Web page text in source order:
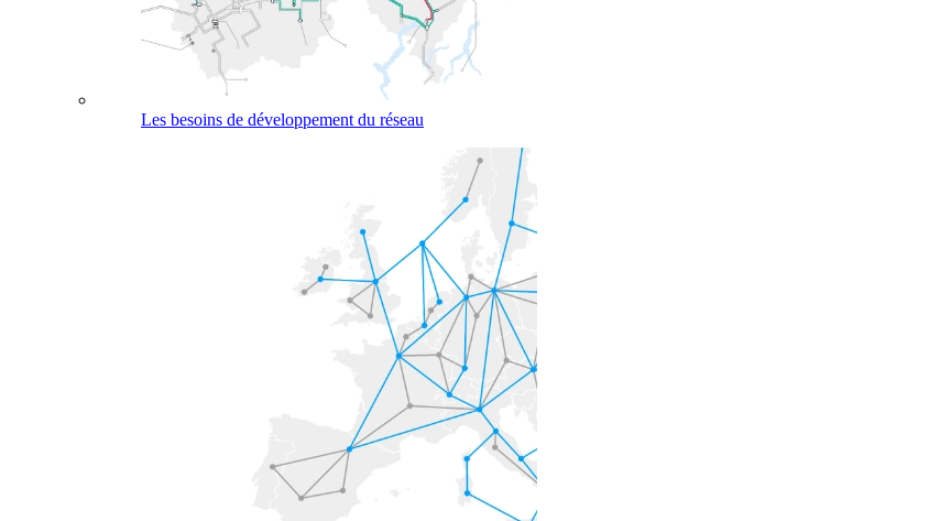
Les besoins de développement du réseau